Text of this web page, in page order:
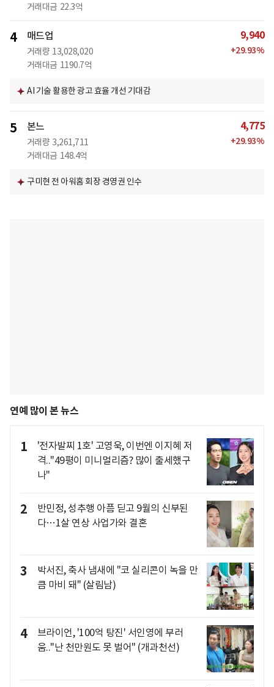
거래대금 22.3억
4 매드업
거래량 13,028,020
거래대금 1190.7억
9,940
+29.93%
AI 기술 활용한 광고 효율 개선 기대감
5 본느
거래량 3,261,711
거래대금 148.4억
4,775
+29.93%
구미현 전 아워홈 회장 경영권 인수
연예 많이 본 뉴스
1
'전자발찌 1호' 고영욱, 이번엔 이지혜 저
격.."49평이 미니멀리즘? 많이 출세했구
나"
2
반민정, 성추행 아픔 딛고 9월의 신부된
다…1살 연상 사업가와 결혼
3
박서진, 축사 냄새에 "코 실리콘이 녹을 만
큼 마비 돼" (살림남)
4
브라이언, '100억 탕진' 서인영에 부러
움.."난 천만원도 못 벌어" (개과천선)